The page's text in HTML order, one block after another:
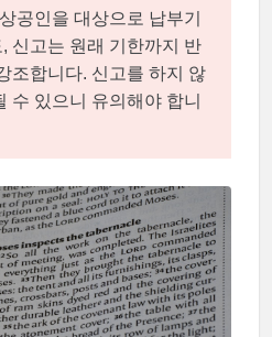
공인을 대상으로 납부기
신고는 원래 기한까지 반
조합니다. 신고를 하지 않
수 있으니 유의해야 합니